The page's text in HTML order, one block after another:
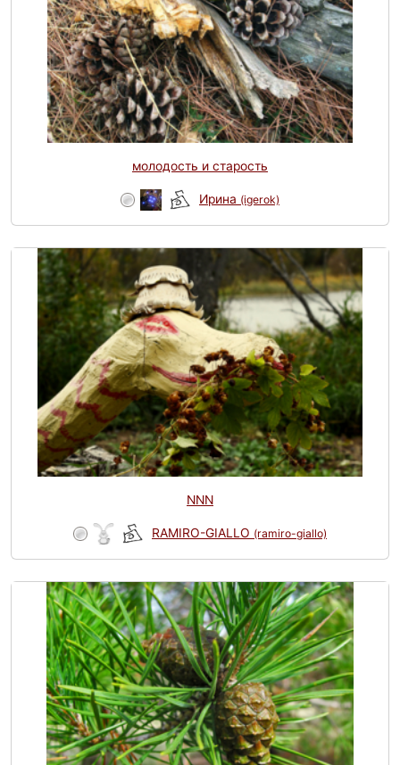
молодость и старость
Ирина (igerok)
NNN
RAMIRO-GIALLO (ramiro-giallo)